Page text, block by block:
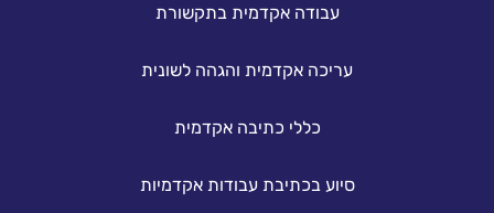
עבודה אקדמית בתקשורת
עריכה אקדמית והגהה לשונית
כללי כתיבה אקדמית
סיוע בכתיבת עבודות אקדמיות